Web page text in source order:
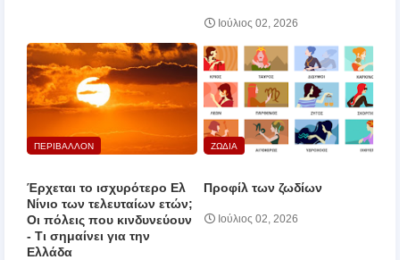
Ιούλιος 02, 2026
ΠΕΡΙΒΑΛΛΟΝ
Έρχεται το ισχυρότερο Ελ
Νίνιο των τελευταίων ετών;
Οι πόλεις που κινδυνεύουν
‑ Τι σημαίνει για την
Ελλάδα
ΖΩΔΙΑ
Προφίλ των ζωδίων
Ιούλιος 02, 2026